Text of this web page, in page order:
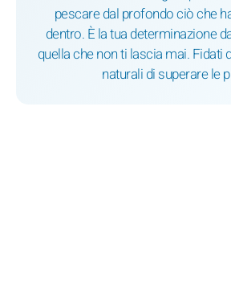
pescare dal profondo ciò che
dentro. È la tua determinazione
quella che non ti lascia mai. Fidati
naturali di superare le